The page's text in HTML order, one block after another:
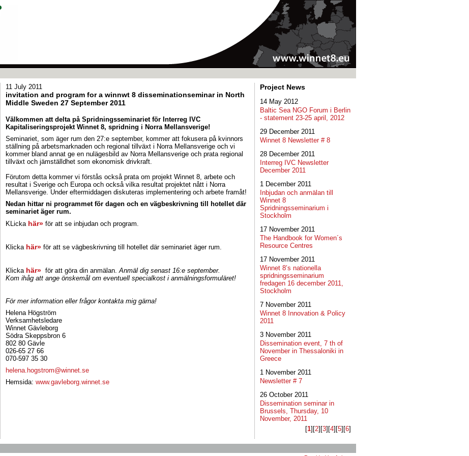
11 July 2011
invitation and program for a winnwt 8 disseminationseminar in North
Middle Sweden 27 September 2011
Välkommen att delta på Spridningsseminariet för Interreg IVC
Kapitaliseringsprojekt Winnet 8, spridning i Norra Mellansverige!
Seminariet, som äger rum den 27:e september, kommer att fokusera på kvinnors
ställning på arbetsmarknaden och regional tillväxt i Norra Mellansverige och vi
kommer bland annat ge en nulägesbild av Norra Mellansverige och prata regional
tillväxt och jämställdhet som ekonomisk drivkraft.
Förutom detta kommer vi förstås också prata om projekt Winnet 8, arbete och
resultat i Sverige och Europa och också vilka resultat projektet nått i Norra
Mellansverige. Under eftermiddagen diskuteras implementering och arbete framåt!
Nedan hittar ni programmet för dagen och en vägbeskrivning till hotellet där
seminariet äger rum.
KLicka här» för att se inbjudan och program.
Klicka här» för att se vägbeskrivning till hotellet där seminariet äger rum.
Klicka här» för att göra din anmälan.Anmäl dig senast 16:e september.
Kom ihåg att ange önskemål om eventuell specialkost i anmälningsformuläret!
För mer information eller frågor kontakta mig gärna!
Helena Högström
Verksamhetsledare
Winnet Gävleborg
Södra Skeppsbron 6
802 80 Gävle
026-65 27 66
070-597 35 30
helena.hogstrom@winnet.se
Hemsida: www.gavleborg.winnet.se
Project News
14 May 2012
Baltic Sea NGO Forum i Berlin
- statement 23-25 april, 2012
29 December 2011
Winnet 8 Newsletter # 8
28 December 2011
Interreg IVC Newsletter
December 2011
1 December 2011
Inbjudan och anmälan till
Winnet 8
Spridningsseminarium i
Stockholm
17 November 2011
The Handbook for Women´s
Resource Centres
17 November 2011
Winnet 8’s nationella
spridningsseminarium
fredagen 16 december 2011,
Stockholm
7 November 2011
Winnet 8 Innovation & Policy
2011
3 November 2011
Dissemination event, 7 th of
November in Thessaloniki in
Greece
1 November 2011
Newsletter # 7
26 October 2011
Dissemination seminar in
Brussels, Thursday, 10
November, 2011
[1]​[2]​[3]​[4]​[5]​[6]​